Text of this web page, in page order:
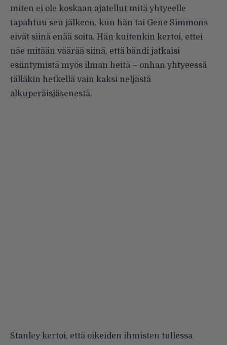
miten ei ole koskaan ajatellut mitä yhtyeelle
tapahtuu sen jälkeen, kun hän tai Gene Simmons
eivät siinä enää soita. Hän kuitenkin kertoi, ettei
näe mitään väärää siinä, että bändi jatkaisi
esiintymistä myös ilman heitä – onhan yhtyeessä
tälläkin hetkellä vain kaksi neljästä
alkuperäisjäsenestä.
Stanley kertoi, että oikeiden ihmisten tullessa